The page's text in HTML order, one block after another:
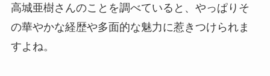
高城亜樹さんのことを調べていると、やっぱりそ
の華やかな経歴や多面的な魅力に惹きつけられま
すよね。